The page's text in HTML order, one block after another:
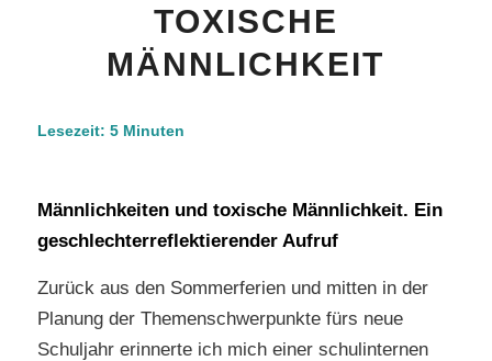
TOXISCHE
MÄNNLICHKEIT
Lesezeit: 5 Minuten
Männlichkeiten und toxische Männlichkeit. Ein
geschlechterreflektierender Aufruf
Zurück aus den Sommerferien und mitten in der
Planung der Themenschwerpunkte fürs neue
Schuljahr erinnerte ich mich einer schulinternen